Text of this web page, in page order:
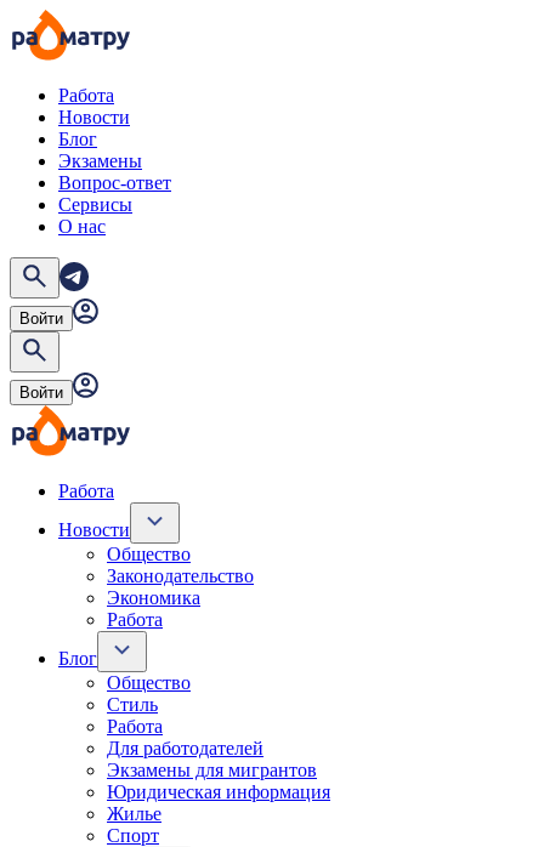
Работа
Новости
Блог
Экзамены
Вопрос-ответ
Сервисы
О нас
Войти
Войти
Работа
Новости
Общество
Законодательство
Экономика
Работа
Блог
Общество
Стиль
Работа
Для работодателей
Экзамены для мигрантов
Юридическая информация
Жилье
Спорт